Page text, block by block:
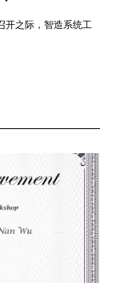
开之际，智造系统工